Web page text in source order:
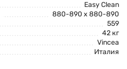
Easy Clean
880-890 x 880-890
559
42 кг
Vincea
Италия